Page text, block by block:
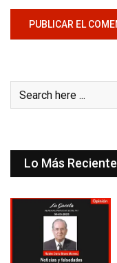
Lo Más Reciente